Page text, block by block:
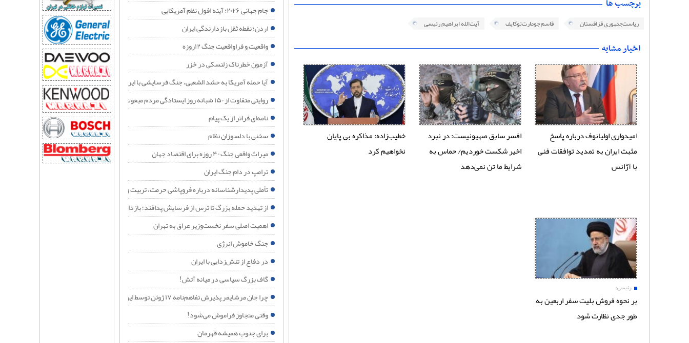
ریاست‌جمهوری قزاقستان قاسم جومارت‌توکایف آیت‌الله ابراهیم رئیسی
امیدواری اولیانوف درباره پاسخ
مثبت ایران به تمدید توافقات فنی
با آژانس
افسر سابق صهیونیست: در نبرد
اخیر شکست خوردیم/ حماس به
شرایط ما تن نمی‌دهد
خطیب‌زاده: مذاکره بی‌ پایان
نخواهیم کرد
رئیسی:
بر نحوه فروش بلیت سفر اربعین به
طور جدی نظارت شود
جام جهانی ۲۰۲۶؛ آینه افول نظم آمریکایی
اردن؛ نقطه ثقل بازدارندگی ایران
واقعیت و فراواقعیت جنگ ۱۲روزه
آزمون خطرناک زلنسکی در خزر
آیا حمله آمریکا به حشد الشعبی، جنگ فرسایشی با ایران را به یک جنگ منطقه‌ای تبدیل می‌کند؟
روایتی متفاوت از ۱۵۰ شبانه روز ایستادگی مردم مبعوث شده
نامه‌ای فراتر از یک پیام
سخنی با دلسوزان نظام
میراث واقعی جنگ ۴۰ روزه برای اقتصاد جهان
ترامپ در دام جنگ ایران
تأملی پدیدارشناسانه درباره فروپاشی حرمت، تربیت و نسبت نسل‌ها در عصر فردگرایی
از تهدید حمله بزرگ تا ترس از فرسایش پدافند؛ بازدارندگی جدید ایران در برابر آمریکا
اهمیت اصلی سفر نخست‌وزیر عراق به تهران
جنگ خاموش انرژی
در دفاع از تنش‌زدایی با ایران
گاف بزرگ سیاسی در میانه آتش!
چرا جان مرشایمر پذیرش تفاهم‌نامه ۱۷ ژوئن توسط ایران را یک «خطای محاسباتی راهبردی» می‌داند؟+فیلم
وقتی متجاوز فراموش می‌شود!
برای جنوبِ همیشه قهرمان